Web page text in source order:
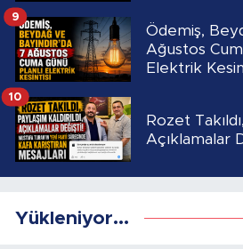
Ödemiş,
Ağustos
Elektrik
9
Rozet
Açıklamalar
10
Yükleniyor...